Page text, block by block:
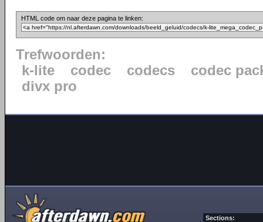
HTML code om naar deze pagina te linken:
Trefwoorden:
k-lite
codec codecs
codec
divx pro
Sections: